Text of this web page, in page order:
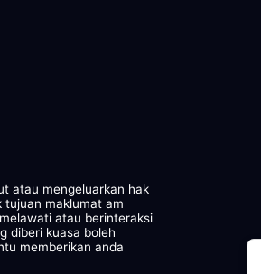
atau mengeluarkan hak
tujuan maklumat am
atau berinteraksi
diberi kuasa boleh
memberikan anda